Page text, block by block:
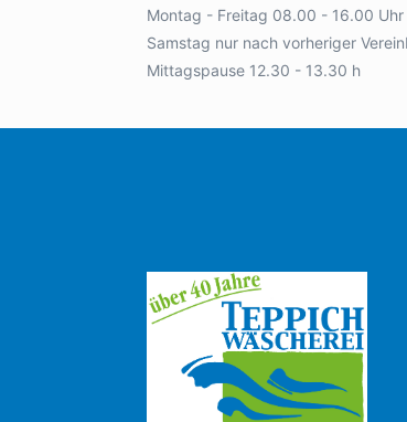
Montag - Freitag 08.00 - 16.00 Uhr
Samstag nur nach vorheriger
Mittagspause 12.30 - 13.30 h